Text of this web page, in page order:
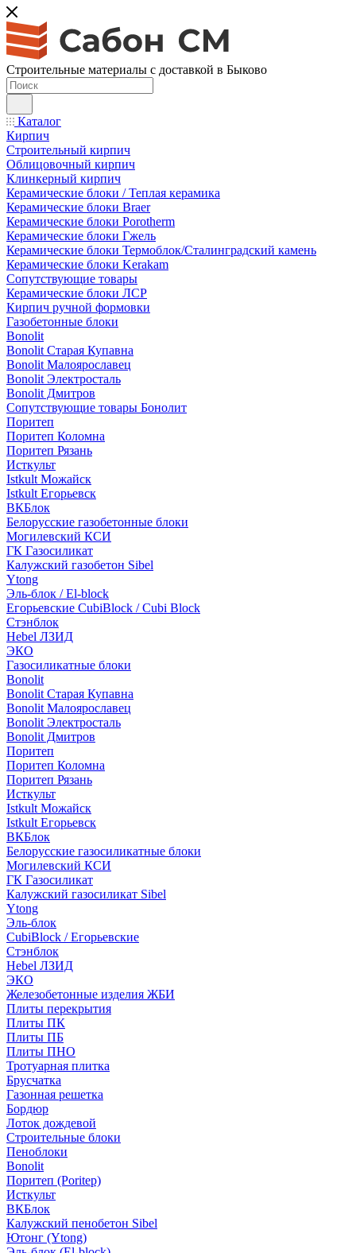
Строительные материалы с доставкой в Быково
Каталог
Кирпич
Строительный кирпич
Облицовочный кирпич
Клинкерный кирпич
Керамические блоки / Теплая керамика
Керамические блоки Braer
Керамические блоки Porotherm
Керамические блоки Гжель
Керамические блоки Термоблок/Сталинградский камень
Керамические блоки Kerakam
Сопутствующие товары
Керамические блоки ЛСР
Кирпич ручной формовки
Газобетонные блоки
Bonolit
Bonolit Старая Купавна
Bonolit Малоярославец
Bonolit Электросталь
Bonolit Дмитров
Сопутствующие товары Бонолит
Поритеп
Поритеп Коломна
Поритеп Рязань
Исткульт
Istkult Можайск
Istkult Егорьевск
ВКБлок
Белорусские газобетонные блоки
Могилевский КСИ
ГК Газосиликат
Калужский газобетон Sibel
Ytong
Эль-блок / El-block
Егорьевские CubiBlock / Cubi Block
Стэнблок
Hebel ЛЗИД
ЭКО
Газосиликатные блоки
Bonolit
Bonolit Старая Купавна
Bonolit Малоярославец
Bonolit Электросталь
Bonolit Дмитров
Поритеп
Поритеп Коломна
Поритеп Рязань
Исткульт
Istkult Можайск
Istkult Егорьевск
ВКБлок
Белорусские газосиликатные блоки
Могилевский КСИ
ГК Газосиликат
Калужский газосиликат Sibel
Ytong
Эль-блок
CubiBlock / Егорьевские
Стэнблок
Hebel ЛЗИД
ЭКО
Железобетонные изделия ЖБИ
Плиты перекрытия
Плиты ПК
Плиты ПБ
Плиты ПНО
Тротуарная плитка
Брусчатка
Газонная решетка
Бордюр
Лоток дождевой
Строительные блоки
Пеноблоки
Bonolit
Поритеп (Poritep)
Исткульт
ВКБлок
Калужский пенобетон Sibel
Ютонг (Ytong)